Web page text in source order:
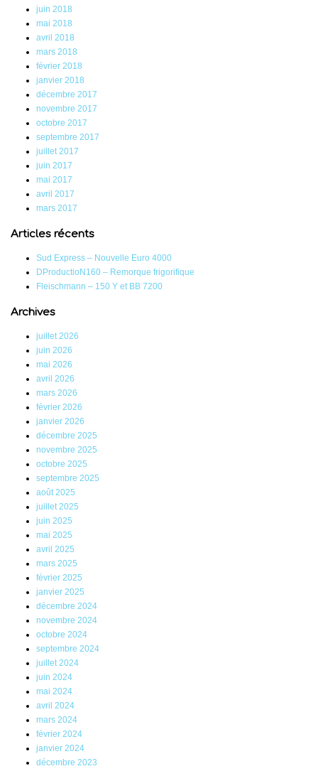
juin 2018
mai 2018
avril 2018
mars 2018
février 2018
janvier 2018
décembre 2017
novembre 2017
octobre 2017
septembre 2017
juillet 2017
juin 2017
mai 2017
avril 2017
mars 2017
Articles récents
Sud Express – Nouvelle Euro 4000
DProductioN160 – Remorque frigorifique
Fleischmann – 150 Y et BB 7200
Archives
juillet 2026
juin 2026
mai 2026
avril 2026
mars 2026
février 2026
janvier 2026
décembre 2025
novembre 2025
octobre 2025
septembre 2025
août 2025
juillet 2025
juin 2025
mai 2025
avril 2025
mars 2025
février 2025
janvier 2025
décembre 2024
novembre 2024
octobre 2024
septembre 2024
juillet 2024
juin 2024
mai 2024
avril 2024
mars 2024
février 2024
janvier 2024
décembre 2023